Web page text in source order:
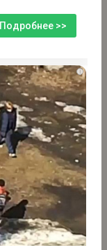
Подробнее >>
i